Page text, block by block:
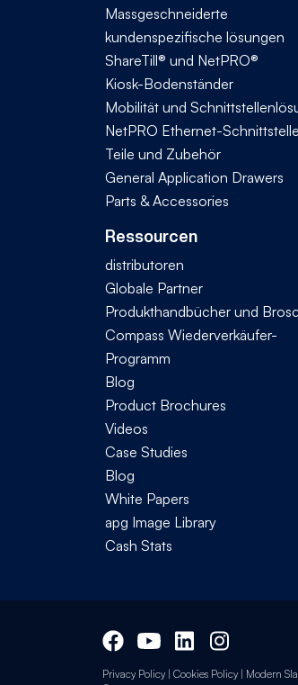
Massgeschneiderte
kundenspezifische lösungen
ShareTill® und NetPRO®
Kiosk-Bodenständer
Mobilität und
NetPRO Ethernet-Schnittstelle
Teile und Zubehör
General Application Drawers
Parts & Accessories
Ressourcen
distributoren
Globale Partner
Produkthandbücher und
Compass Wiederverkäufer-
Programm
Blog
Product Brochures
Videos
Case Studies
Blog
White Papers
apg Image Library
Cash Stats
Privacy Policy | Cookies Policy | Modern